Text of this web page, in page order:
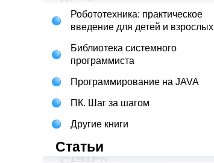
Робототехника: практическое
введение для детей и взрослых
Библиотека системного
программиста
Программирование на JAVA
ПК. Шаг за шагом
Другие книги
Статьи